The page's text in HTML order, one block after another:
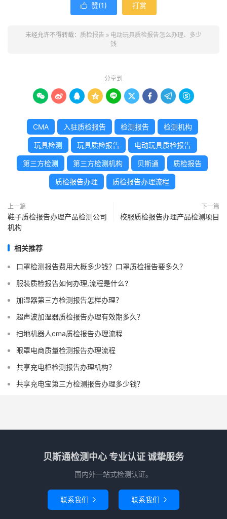
 赞(1) 打赏
未经允许不得转载： 质检报告 » 电动玩具质检报告怎么办理、多少
钱
分享到
        
CMA 入驻质检报告 检测报告 检测机构
玩具检测 玩具质检报告 电动玩具质检报告
第三方检测 第三方检测机构 贝斯通 质检报告
质检报告办理 质检报告办理流程
上一篇
鞋子质检报告办理产品检测公司
机构
下一篇
校服质检报告办理产品检测项目
相关推荐
口罩检测报告费用大概多少钱？口罩质检报告要多久？
服装质检报告如何办理,流程是什么?
加湿器第三方检测报告怎样办理？
超声波加湿器质检报告办理有效期多久？
扫地机器人cma质检报告办理流程
眼罩电商质量检测报告办理流程
共享充电柜检测报告办理机构？
共享充电宝第三方检测报告办理多少钱？
贝斯通检测中心 专业认证 诚挚服务
国内外一站式检测认证。
联系我们  联系我们 